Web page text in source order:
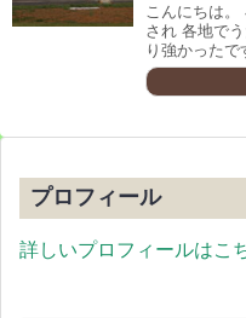
こんにちは
され 各地で
り強かったで
プロフィール
詳しいプロフィールはこ